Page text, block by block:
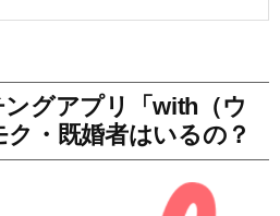
ングアプリ「with（ウ
・既婚者はいるの？